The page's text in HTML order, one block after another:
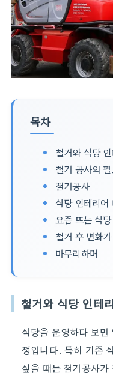
목차
철거와 식당
철거 공사의
철거공사
식당 인테리어
요즘 뜨는 식
철거 후 변화
마무리하며
철거와 식당 인테
식당을 운영하다 보
정입니다. 특히 기존
싶을 때는 철거공사가